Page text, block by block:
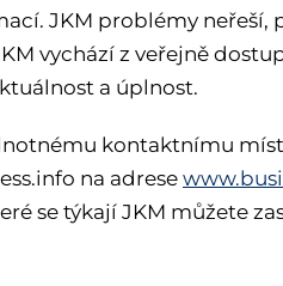
JKM problémy neřeší,
vychází z veřejně
a úplnost.
kontaktnímu
na adrese
se týkají JKM můžete